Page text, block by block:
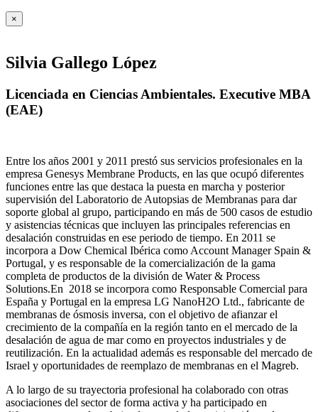
×
Silvia Gallego López
Licenciada en Ciencias Ambientales. Executive MBA
(EAE)
Entre los años 2001 y 2011 prestó sus servicios profesionales en la
empresa Genesys Membrane Products, en las que ocupó diferentes
funciones entre las que destaca la puesta en marcha y posterior
supervisión del Laboratorio de Autopsias de Membranas para dar
soporte global al grupo, participando en más de 500 casos de estudio
y asistencias técnicas que incluyen las principales referencias en
desalación construidas en ese periodo de tiempo. En 2011 se
incorpora a Dow Chemical Ibérica como Account Manager Spain &
Portugal, y es responsable de la comercialización de la gama
completa de productos de la división de Water & Process
Solutions.En 2018 se incorpora como Responsable Comercial para
España y Portugal en la empresa LG NanoH2O Ltd., fabricante de
membranas de ósmosis inversa, con el objetivo de afianzar el
crecimiento de la compañía en la región tanto en el mercado de la
desalación de agua de mar como en proyectos industriales y de
reutilización. En la actualidad además es responsable del mercado de
Israel y oportunidades de reemplazo de membranas en el Magreb.
A lo largo de su trayectoria profesional ha colaborado con otras
asociaciones del sector de forma activa y ha participado en